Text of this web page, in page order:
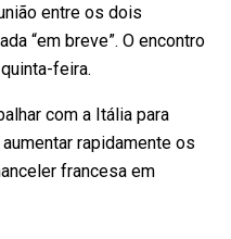
entre os dois
“em breve”. O encontro
feira.
com a Itália para
rapidamente os
francesa em